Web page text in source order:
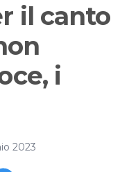
il canto
i
2023